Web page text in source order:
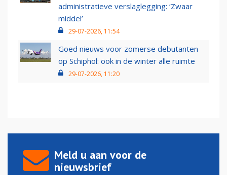
administratieve verslaglegging: ‘Zwaar
middel’
29-07-2026, 11:54
Goed nieuws voor zomerse debutanten
op Schiphol: ook in de winter alle ruimte
29-07-2026, 11:20
Meld u aan voor de
nieuwsbrief